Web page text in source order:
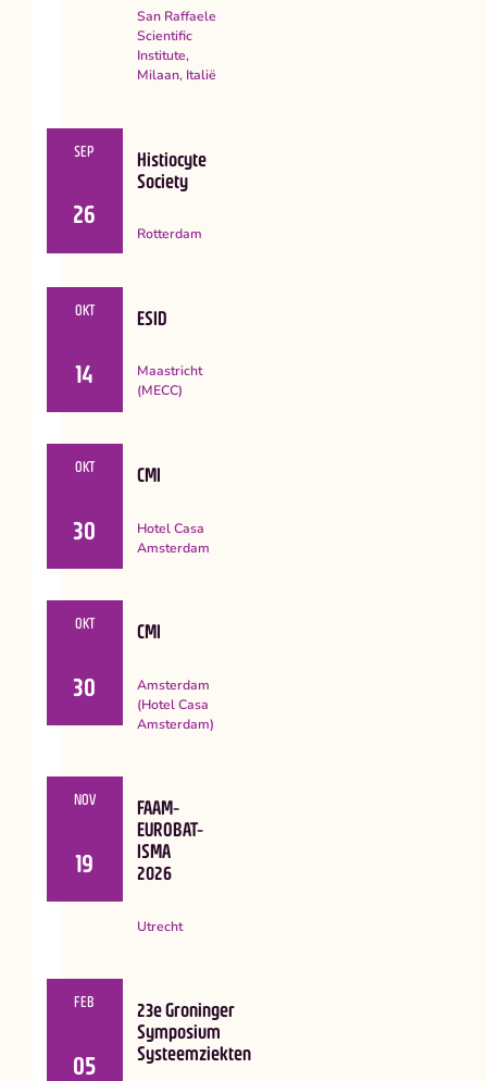
San Raffaele
Scientific
Institute,
Milaan, Italië
SEP
26
Histiocyte
Society
Rotterdam
OKT
14
ESID
Maastricht
(MECC)
OKT
30
CMI
Hotel Casa
Amsterdam
OKT
30
CMI
Amsterdam
(Hotel Casa
Amsterdam)
NOV
19
FAAM-
EUROBAT-
ISMA
2026
Utrecht
FEB
05
23e Groninger
Symposium
Systeemziekten